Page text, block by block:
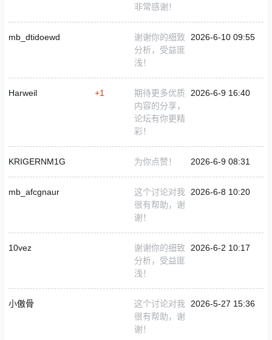
非常感谢！
mb_dtidoewd
谢谢你的细致
分析，受益匪
浅！
2026-6-10 09:55
Harweil +1
期待更多优质
内容的分享，
论坛有你更精
彩！
2026-6-9 16:40
KRIGERNM1G 为你点赞！ 2026-6-9 08:31
mb_afcgnaur
这个讨论对我
很有帮助，谢
谢！
2026-6-8 10:20
10vez
谢谢你的细致
分析，受益匪
浅！
2026-6-2 10:17
小傲骨
这个讨论对我
很有帮助，谢
谢！
2026-5-27 15:36